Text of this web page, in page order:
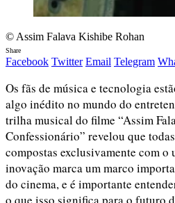
© Assim Falava Kishibe Rohan
Share
Facebook Twitter Email Telegram
Os fãs de música e tecnologia
algo inédito no mundo do
trilha musical do filme “Assim
Confessionário” revelou que
compostas exclusivamente com o
inovação marca um marco
do cinema, e é importante
o que isso significa para o futuro